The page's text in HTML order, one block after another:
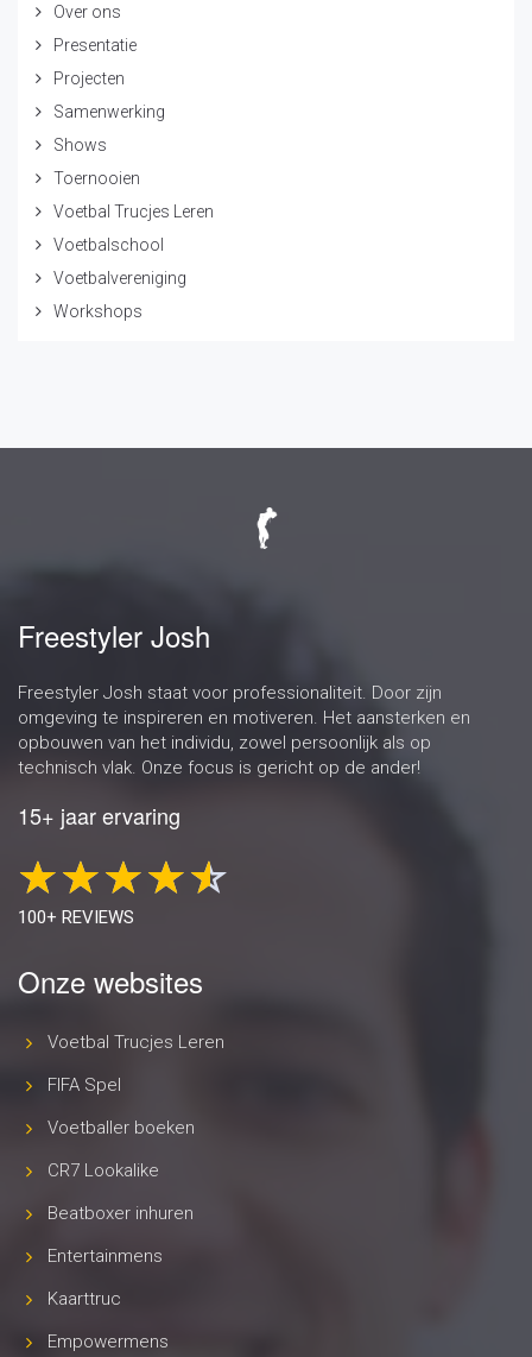
Over ons
Presentatie
Projecten
Samenwerking
Shows
Toernooien
Voetbal Trucjes Leren
Voetbalschool
Voetbalvereniging
Workshops
Freestyler Josh
Freestyler Josh staat voor professionaliteit. Door zijn
omgeving te inspireren en motiveren. Het aansterken en
opbouwen van het individu, zowel persoonlijk als op
technisch vlak. Onze focus is gericht op de ander!
15+ jaar ervaring
100+ REVIEWS
Onze websites
Voetbal Trucjes Leren
FIFA Spel
Voetballer boeken
CR7 Lookalike
Beatboxer inhuren
Entertainmens
Kaarttruc
Empowermens